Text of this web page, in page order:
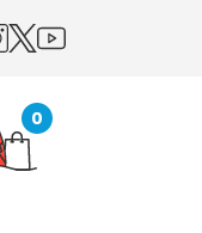
0